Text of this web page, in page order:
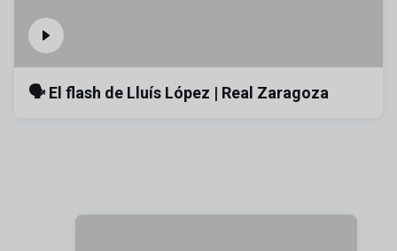
🗣️ El flash de Lluís López | Real Zaragoza